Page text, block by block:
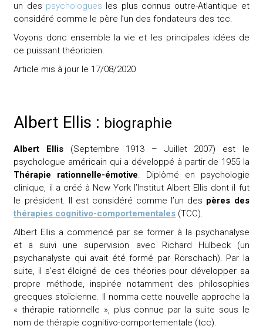
un des psychologues les plus connus outre-Atlantique et
considéré comme le père l’un des fondateurs des tcc.
Voyons donc ensemble la vie et les principales idées de
ce puissant théoricien.
Article mis à jour le 17/08/2020
Albert Ellis : biographie
Albert Ellis (Septembre 1913 – Juillet 2007) est le
psychologue américain qui a développé à partir de 1955 la
Thérapie rationnelle-émotive. Diplômé en psychologie
clinique, il a créé à New York l’Institut Albert Ellis dont il fut
le président. Il est considéré comme l’un des pères des
thérapies cognitivo-comportementales (TCC).
Albert Ellis a commencé par se former à la psychanalyse
et a suivi une supervision avec Richard Hulbeck (un
psychanalyste qui avait été formé par Rorschach). Par la
suite, il s’est éloigné de ces théories pour développer sa
propre méthode, inspirée notamment des philosophies
grecques stoïcienne. Il nomma cette nouvelle approche la
« thérapie rationnelle », plus connue par la suite sous le
nom de thérapie cognitivo-comportementale (tcc).